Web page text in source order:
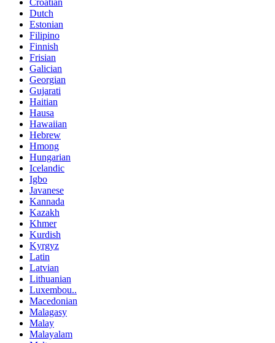
Dutch
Estonian
Filipino
Finnish
Frisian
Galician
Georgian
Gujarati
Haitian
Hausa
Hawaiian
Hebrew
Hmong
Hungarian
Icelandic
Igbo
Javanese
Kannada
Kazakh
Khmer
Kurdish
Kyrgyz
Latin
Latvian
Lithuanian
Luxembou..
Macedonian
Malagasy
Malay
Malayalam